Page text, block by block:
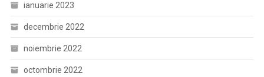
ianuarie 2023
decembrie 2022
noiembrie 2022
octombrie 2022